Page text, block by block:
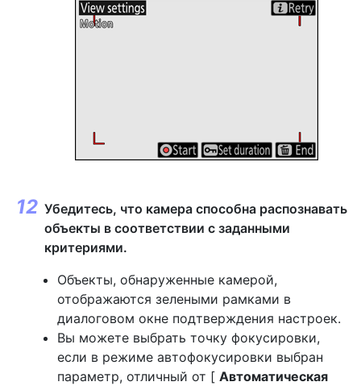
Убедитесь, что камера способна распознавать
объекты в соответствии с заданными
критериями.
Объекты, обнаруженные камерой,
отображаются зелеными рамками в
диалоговом окне подтверждения настроек.
Вы можете выбрать точку фокусировки,
если в режиме автофокусировки выбран
параметр, отличный от [ Автоматическая